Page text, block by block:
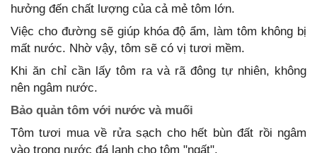
hưởng đến chất lượng của cả mẻ tôm lớn.
Việc cho đường sẽ giúp khóa độ ẩm, làm tôm không bị
mất nước. Nhờ vậy, tôm sẽ có vị tươi mềm.
Khi ăn chỉ cần lấy tôm ra và rã đông tự nhiên, không
nên ngâm nước.
Bảo quản tôm với nước và muối
Tôm tươi mua về rửa sạch cho hết bùn đất rồi ngâm
vào trong nước đá lạnh cho tôm "ngất".